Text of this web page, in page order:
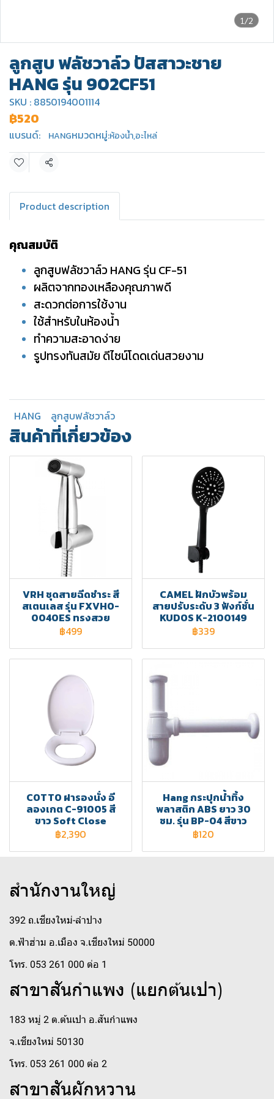
1/2
ลูกสูบ ฟลัชวาล์ว ปัสสาวะชาย
HANG รุ่น 902CF51
SKU : 8850194001114
฿520
แบรนด์: HANGหมวดหมู่:ห้องน้ำ,อะไหล่
แชร์
Product description
คุณสมบัติ
ลูกสูบฟลัชวาล์ว HANG รุ่น CF-51
ผลิตจากทองเหลืองคุณภาพดี
สะดวกต่อการใช้งาน
ใช้สำหรับในห้องน้ำ
ทำความสะอาดง่าย
รูปทรงทันสมัย ดีไซน์โดดเด่นสวยงาม
HANG ลูกสูบฟลัชวาล์ว
สินค้าที่เกี่ยวข้อง
VRH ชุดสายฉีดชำระ สี
สเตนเลส รุ่น FXVHO-
0040ES ทรงสวย
฿499
CAMEL ฝักบัวพร้อม
สายปรับระดับ 3 ฟังก์ชั่น
KUDOS K-2100149
฿339
COTTO ฝารองนั่ง อี
ลองเกต C-91005 สี
ขาว Soft Close
฿2,390
Hang กระปุกน้ำทิ้ง
พลาสติก ABS ยาว 30
ซม. รุ่น BP-04 สีขาว
฿120
สำนักงานใหญ่
392 ถ.เชียงใหม่-ลำปาง
ต.ฟ้าฮ่าม อ.เมือง จ.เชียงใหม่ 50000
โทร. 053 261 000 ต่อ 1
สาขาสันกำแพง (แยกต้นเปา)
183 หมู่ 2 ต.ต้นเปา อ.สันกำแพง
จ.เชียงใหม่ 50130
โทร. 053 261 000 ต่อ 2
สาขาสันผักหวาน